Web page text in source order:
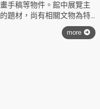
手稿等物件。館中展覽主
題材，尚有相關文物為特
及終身學習的泉源，由館
李梅樹主持督導之下，要
more